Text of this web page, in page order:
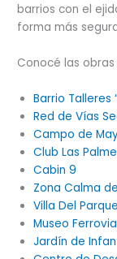
barrios con el
forma más
Conocé las
Barrio Talleres
Red de Vías
Campo de
Club Las
Cabin 9
Zona Calma
Villa Del Parque
Museo
Jardín de